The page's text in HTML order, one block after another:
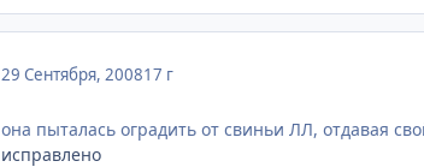
29 Сентября, 200817 г
она пыталась оградить от свиньи ЛЛ, отдавая
исправлено